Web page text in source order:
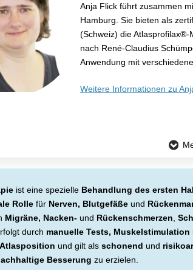
Anja Flick führt zusammen
Hamburg. Sie bieten als
(Schweiz) die
nach René-Claudius
Anwendung mit
Weitere Informationen zu
ist eine spezielle Behandlung des ersten
Rolle für Nerven, Blutgefäße und
Migräne, Nacken- und Rückenschmerzen
durch manuelle Tests, Muskelstimulation
und gilt als schonend und
Besserung zu erzielen.